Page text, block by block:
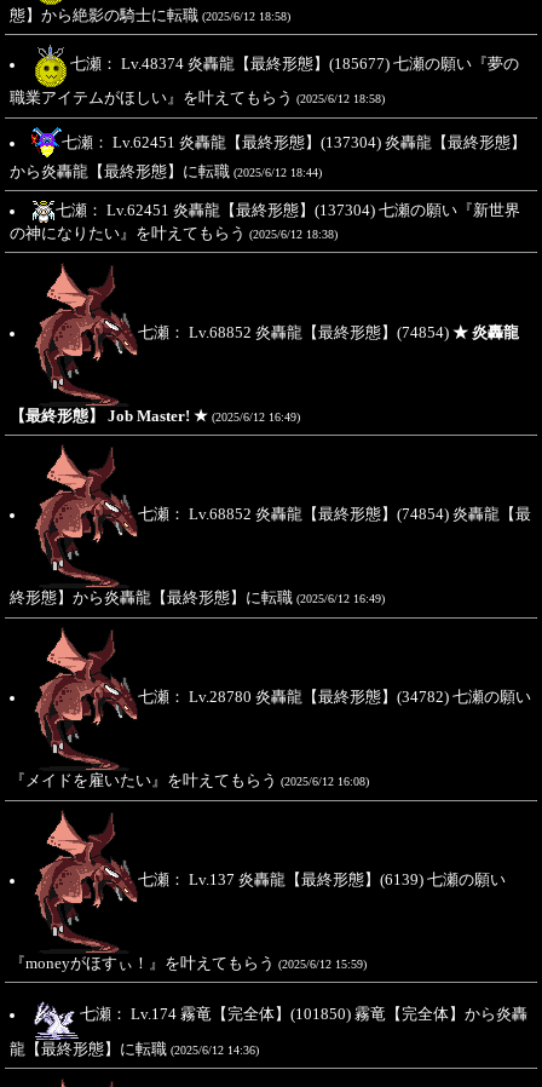
態】から絶影の騎士に転職 (2025/6/12 18:58)
七瀬： Lv.48374 炎轟龍【最終形態】(185677) 七瀬の願い『夢の
職業アイテムがほしい』を叶えてもらう (2025/6/12 18:58)
七瀬： Lv.62451 炎轟龍【最終形態】(137304) 炎轟龍【最終形態】
から炎轟龍【最終形態】に転職 (2025/6/12 18:44)
七瀬： Lv.62451 炎轟龍【最終形態】(137304) 七瀬の願い『新世界
の神になりたい』を叶えてもらう (2025/6/12 18:38)
七瀬： Lv.68852 炎轟龍【最終形態】(74854) ★ 炎轟龍
【最終形態】 Job Master! ★ (2025/6/12 16:49)
七瀬： Lv.68852 炎轟龍【最終形態】(74854) 炎轟龍【最
終形態】から炎轟龍【最終形態】に転職 (2025/6/12 16:49)
七瀬： Lv.28780 炎轟龍【最終形態】(34782) 七瀬の願い
『メイドを雇いたい』を叶えてもらう (2025/6/12 16:08)
七瀬： Lv.137 炎轟龍【最終形態】(6139) 七瀬の願い
『moneyがほすぃ！』を叶えてもらう (2025/6/12 15:59)
七瀬： Lv.174 霧竜【完全体】(101850) 霧竜【完全体】から炎轟
龍【最終形態】に転職 (2025/6/12 14:36)